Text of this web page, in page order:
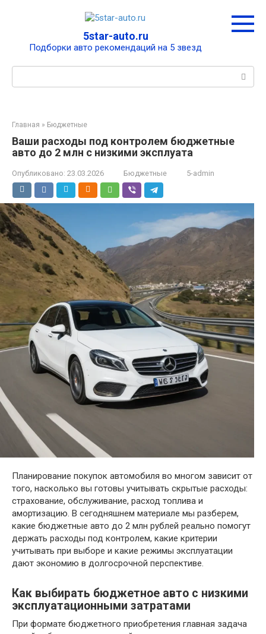
5star-auto.ru
Подборки авто рекомендаций на 5 звезд
Главная » Бюджетные
Ваши расходы под контролем бюджетные
авто до 2 млн с низкими эксплуата
Опубликовано: 23.03.2026 Бюджетные 5-admin
Планирование покупок автомобиля во многом зависит от
того, насколько вы готовы учитывать скрытые расходы:
страхование, обслуживание, расход топлива и
амортизацию. В сегодняшнем материале мы разберем,
какие бюджетные авто до 2 млн рублей реально помогут
держать расходы под контролем, какие критерии
учитывать при выборе и какие режимы эксплуатации
дают экономию в долгосрочной перспективе.
Как выбирать бюджетное авто с низкими
эксплуатационными затратами
При формате бюджетного приобретения главная задача